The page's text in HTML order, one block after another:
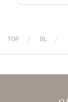
TOP BL